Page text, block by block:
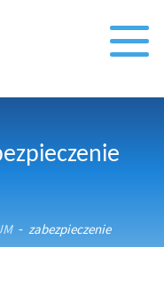
- zabezpieczenie